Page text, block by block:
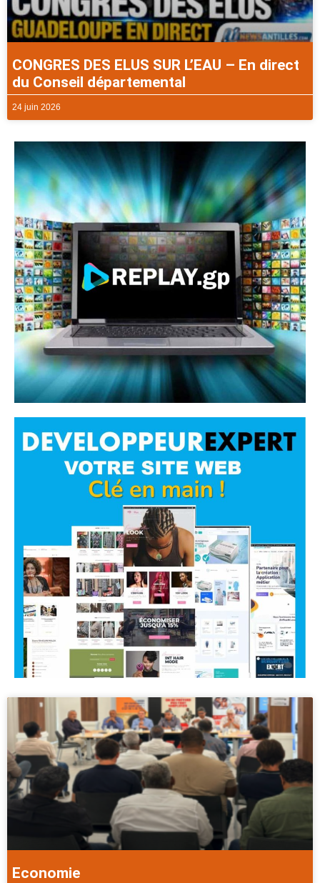
CONGRES DES ELUS SUR L’EAU – En direct
du Conseil départemental
24 juin 2026
Economie